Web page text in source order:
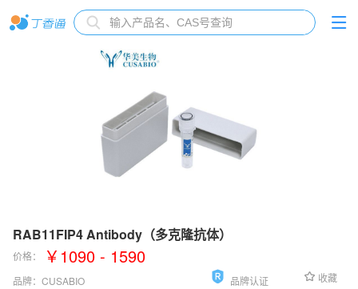
RAB11FIP4 Antibody（多克隆抗体）
价格： ￥1090 - 1590
品牌： CUSABIO 品牌认证 收藏